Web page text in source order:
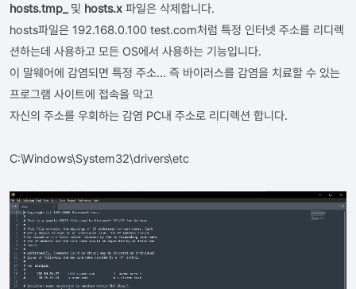
hosts.tmp_및 hosts.x 파일은 삭제합니다.
hosts파일은 192.168.0.100 test.com처럼 특정 인터넷 주소를 리디렉
션하는데 사용하고 모든 OS에서 사용하는 기능입니다.
이 말웨어에 감염되면 특정 주소... 즉 바이러스를 감염을 치료할 수 있는
프로그램 사이트에 접속을 막고
자신의 주소를 우회하는 감염 PC내 주소로 리디렉션 합니다.
C:\Windows\System32\drivers\etc